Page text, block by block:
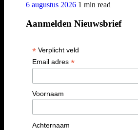
6 augustus 2026 1 min read
Aanmelden Nieuwsbrief
*Verplicht veld
Email adres *
Voornaam
Achternaam